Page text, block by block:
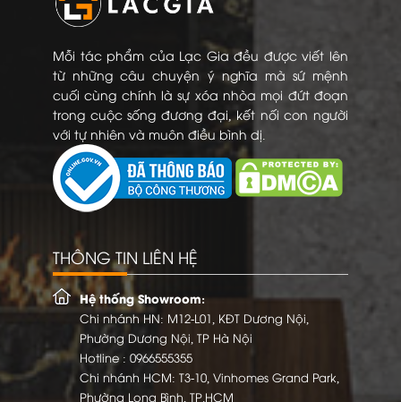
Mỗi tác phẩm của Lạc Gia đều được viết lên
từ những câu chuyện ý nghĩa mà sứ mệnh
cuối cùng chính là sự xóa nhòa mọi đứt đoạn
trong cuộc sống đương đại, kết nối con người
với tự nhiên và muôn điều bình dị.
THÔNG TIN LIÊN HỆ
Hệ thống Showroom:
Chi nhánh HN: M12-L01, KĐT Dương Nội,
Phường Dương Nội, TP Hà Nội
Hotline : 0966555355
Chi nhánh HCM: T3-10, Vinhomes Grand Park,
Phường Long Bình, TP.HCM